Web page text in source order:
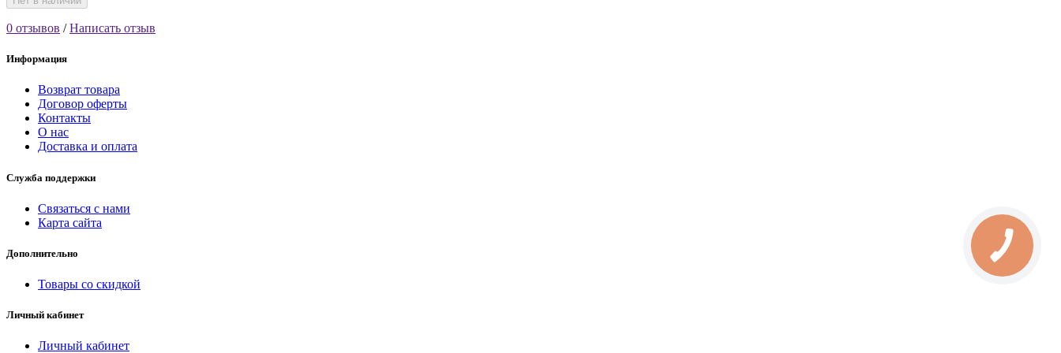
0 отзывов /Написать отзыв
Информация
Возврат товара
Договор оферты
Контакты
О нас
Доставка и оплата
Служба поддержки
Связаться с нами
Карта сайта
Дополнительно
Товары со скидкой
Личный кабинет
Личный кабинет